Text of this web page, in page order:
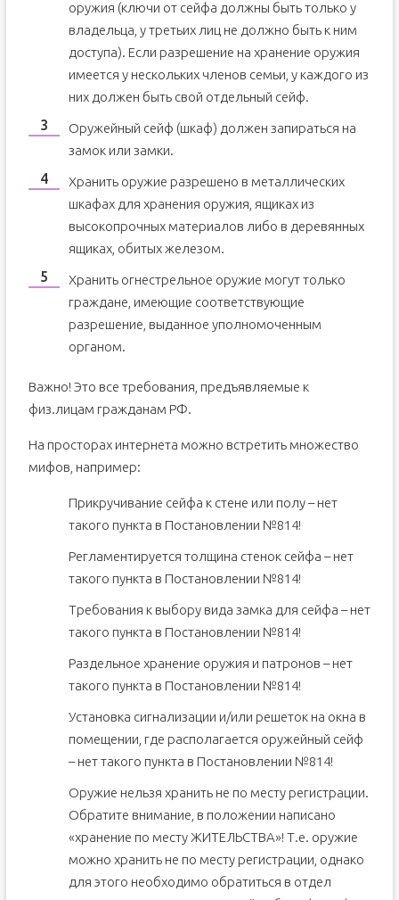
оружия (ключи от сейфа должны быть только у
владельца, у третьих лиц не должно быть к ним
доступа). Если разрешение на хранение оружия
имеется у нескольких членов семьи, у каждого из
них должен быть свой отдельный сейф.
Оружейный сейф (шкаф) должен запираться на
замок или замки.
Хранить оружие разрешено в металлических
шкафах для хранения оружия, ящиках из
высокопрочных материалов либо в деревянных
ящиках, обитых железом.
Хранить огнестрельное оружие могут только
граждане, имеющие соответствующие
разрешение, выданное уполномоченным
органом.
Важно! Это все требования, предъявляемые к
физ.лицам гражданам РФ.
На просторах интернета можно встретить множество
мифов, например:
Прикручивание сейфа к стене или полу – нет
такого пункта в Постановлении №814!
Регламентируется толщина стенок сейфа – нет
такого пункта в Постановлении №814!
Требования к выбору вида замка для сейфа – нет
такого пункта в Постановлении №814!
Раздельное хранение оружия и патронов – нет
такого пункта в Постановлении №814!
Установка сигнализации и/или решеток на окна в
помещении, где располагается оружейный сейф
– нет такого пункта в Постановлении №814!
Оружие нельзя хранить не по месту регистрации.
Обратите внимание, в положении написано
«хранение по месту ЖИТЕЛЬСТВА»! Т.е. оружие
можно хранить не по месту регистрации, однако
для этого необходимо обратиться в отдел